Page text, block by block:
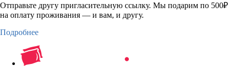
Отправьте другу пригласительную ссылку. Мы подарим по 500₽
на оплату проживания — и вам, и другу.
Подробнее